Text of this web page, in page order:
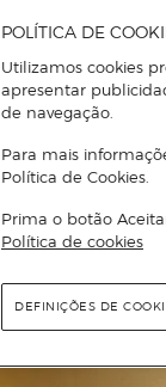
POLÍTICA DE
Utilizamos cookies
apresentar
de navegação.
Para mais
Política de Cookies.
Prima o botão
Política de cookies
DEFINIÇÕES DE